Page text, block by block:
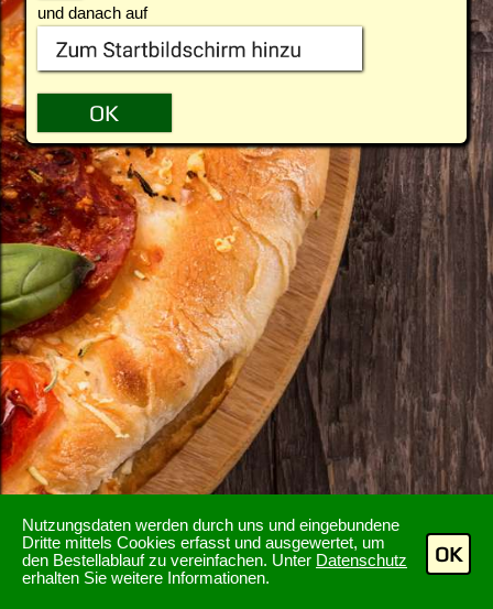
Nutzungsdaten werden durch uns und eingebundene
Dritte mittels Cookies erfasst und ausgewertet, um
den Bestellablauf zu vereinfachen. Unter Datenschutz
erhalten Sie weitere Informationen.
OK
und danach auf